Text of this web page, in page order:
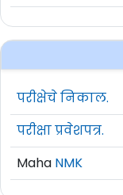
परीक्षेचे निकाल.
परीक्षा प्रवेशपत्र.
Maha NMK